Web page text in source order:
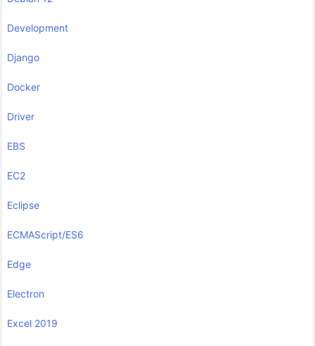
Development
Django
Docker
Driver
EBS
EC2
Eclipse
ECMAScript/ES6
Edge
Electron
Excel 2019